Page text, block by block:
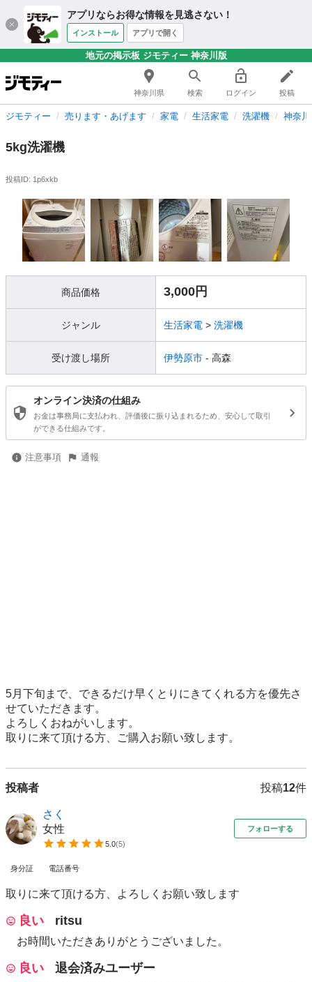
アプリならお得な情報を見逃さない！
インストール アプリで開く
地元の掲示板 ジモティー 神奈川版
神奈川県 検索 ログイン 投稿
ジモティー 売ります・あげます 家電 生活家電 洗濯機 神奈
5kg洗濯機
投稿ID: 1p6xkb
商品価格 3,000円
ジャンル 生活家電 > 洗濯機
受け渡し場所 伊勢原市 - 高森
オンライン決済の仕組み
お金は事務局に支払われ、評価後に振り込まれるため、安心して取引
ができる仕組みです。
注意事項 通報
5月下旬まで、できるだけ早くとりにきてくれる方を優先さ
せていただきます。
よろしくおねがいします。
取りに来て頂ける方、ご購入お願い致します。
投稿者 投稿12件
さく
女性
5.0(5)
フォローする
身分証 電話番号
取りに来て頂ける方、よろしくお願い致します
良い ritsu
お時間いただきありがとうございました。
良い 退会済みユーザー